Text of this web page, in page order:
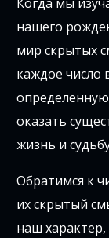
нашего
мир скрытых
каждое число
оказать
жизнь и
Обратимся к
их скрытый
наш